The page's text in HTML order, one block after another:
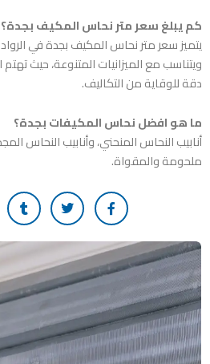
كم يبلغ سعر متر نحاس المكيف بجدة؟
يتميز سعر متر نحاس المكيف بجدة في
ويتناسب مع الميزانيات المتنوعة، حيث
دقة للوقاية من التكاليف.
ما هو افضل نحاس المكيفات بجدة؟
أنابيب النحاس المنحني، وأنابيب النحاس
ملحومة والمقواة.